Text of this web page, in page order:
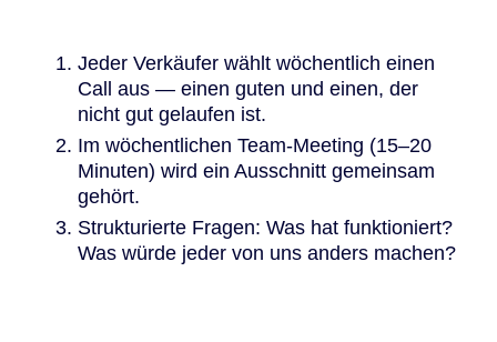
Jeder Verkäufer wählt wöchentlich einen
Call aus — einen guten und einen, der
nicht gut gelaufen ist.
Im wöchentlichen Team-Meeting (15–20
Minuten) wird ein Ausschnitt gemeinsam
gehört.
Strukturierte Fragen: Was hat funktioniert?
Was würde jeder von uns anders machen?